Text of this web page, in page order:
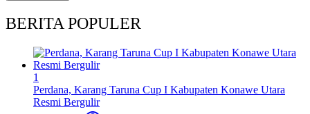
BERITA POPULER
1
Perdana, Karang Taruna Cup I Kabupaten Konawe Utara
Resmi Bergulir